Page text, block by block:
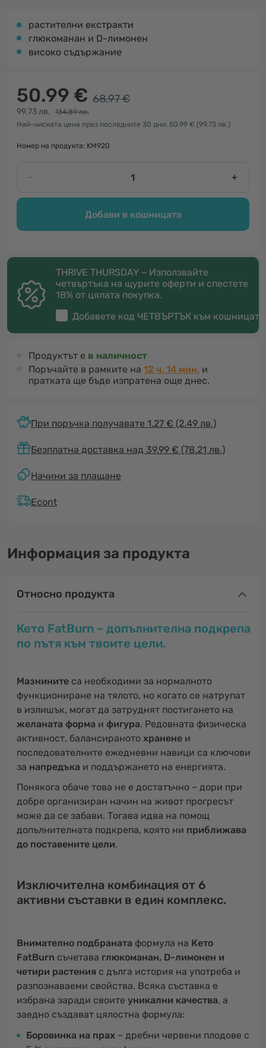
растителни екстракти
глюкоманан и D-лимонен
високо съдържание
50.99 € 68.97 €
99.73 лв.
134.89 лв.
Най-ниската цена през последните 30 дни: 50.99 € (99.73 лв.)
Номер на продукта: KM920
- +
Добави в кошницата
THRIVE THURSDAY – Използвайте
четвъртъка на щурите оферти и спестете
18% от цялата покупка.
Добавете код ЧЕТВЪРТЪК към кошницата
Продуктът е в наличност
Поръчайте в рамките на 12 ч. 14 мин. и
пратката ще бъде изпратена още днес.
При поръчка получавате 1.27 € (2.49 лв.)
Безплатна доставка над 39.99 € (78.21 лв.)
Начини за плащане
Econt
Информация за продукта
Относно продукта
Кето FatBurn – допълнителна подкрепа
по пътя към твоите цели.
Мазнините са необходими за нормалното
функциониране на тялото, но когато се натрупат
в излишък, могат да затруднят постигането на
желаната форма и фигура. Редовната физическа
активност, балансираното хранене и
последователните ежедневни навици са ключови
за напредъка и поддържането на енергията.
Понякога обаче това не е достатъчно – дори при
добре организиран начин на живот прогресът
може да се забави. Тогава идва на помощ
допълнителната подкрепа, която ни приближава
до поставените цели.
Изключителна комбинация от 6
активни съставки в един комплекс.
Внимателно подбраната формула на Кето
FatBurn съчетава глюкоманан, D-лимонен и
четири растения с дълга история на употреба и
разпознаваеми свойства. Всяка съставка е
избрана заради своите уникални качества, а
заедно създават цялостна формула:
Боровинка на прах – дребни червени плодове с